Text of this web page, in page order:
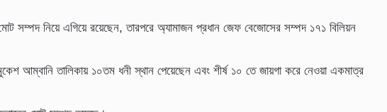
সম্পদ নিয়ে এগিয়ে রয়েছেন, তারপরে অ্যামাজন প্রধান জেফ বেজোসের সম্পদ ১৭১ বিলিয়ন
মুকেশ আম্বানি তালিকায় ১০তম ধনী স্থান পেয়েছেন এবং শীর্ষ ১০ তে জায়গা করে নেওয়া একমাত্র